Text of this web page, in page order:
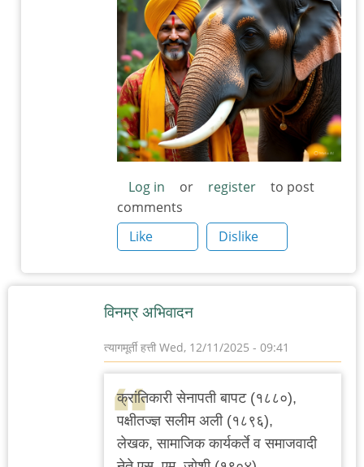
हत्ती
Log in or register
to post
comments
Like
Dislike
विनम्र अभिवादन
त्यागमूर्ती हत्ती Wed, 12/11/2025 - 09:41
क्रांतिकारी सेनापती बापट (१८८०),
पक्षीतज्ज्ञ सलीम अली (१८९६),
लेखक, सामाजिक कार्यकर्ते व समाजवादी